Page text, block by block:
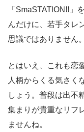
「SmaSTATION!!」
んだけに、若手タレ
思議ではありません。
とはいえ、これも恋
人柄からくる気さく
しょう。普段は出不
集まりが貴重なリフ
ませんね。